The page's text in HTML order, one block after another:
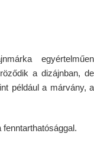
egyértelműen
a dizájnban, de
például a márvány, a